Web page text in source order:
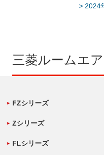
> 2024
三菱ルームエ
FZシリーズ
Zシリーズ
FLシリーズ